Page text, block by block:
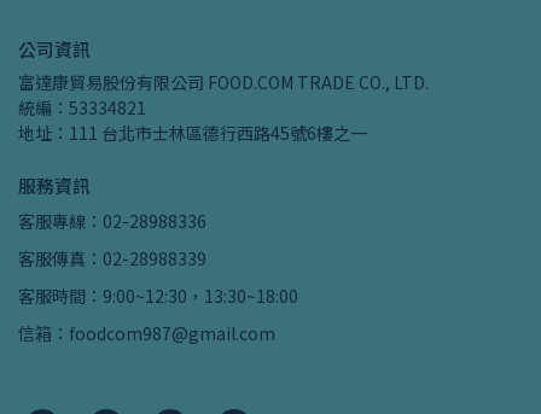
公司資訊
富達康貿易股份有限公司 FOOD.COM TRADE CO., LTD.
統編：53334821
地址：111 台北市士林區德行西路45號6樓之一
服務資訊
客服專線：02-28988336
客服傳真：02-28988339
客服時間：9:00~12:30，13:30~18:00
信箱：foodcom987@gmail.com